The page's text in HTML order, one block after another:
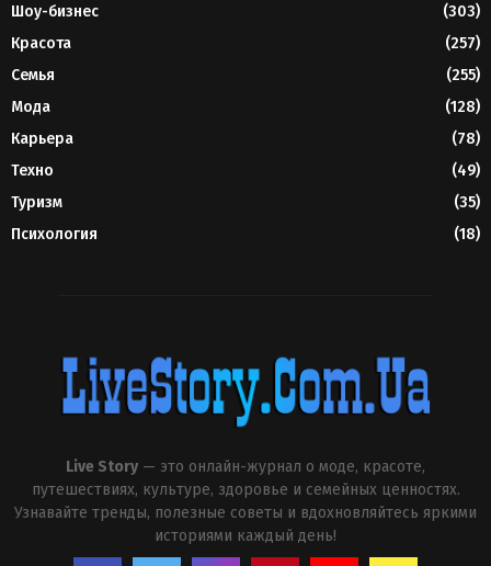
Шоу-бизнес
(303)
Красота
(257)
Семья
(255)
Мода
(128)
Карьера
(78)
Техно
(49)
Туризм
(35)
Психология
(18)
Live Story — это онлайн-журнал о моде, красоте,
путешествиях, культуре, здоровье и семейных ценностях.
Узнавайте тренды, полезные советы и вдохновляйтесь яркими
историями каждый день!